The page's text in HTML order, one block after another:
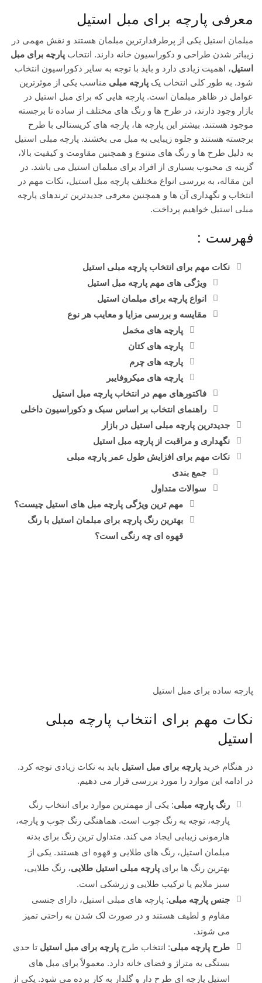
معرفی پارچه برای مبل استیل
مبلمان استیل یکی از پرطرفدارترین مبلمان هستند و نقش مهمی در
زیباتر شدن طراحی و دکوراسیون خانه دارند. انتخاب پارچه برای مبل
استیل، اهمیت زیادی دارد و باید با توجه به سایر دکوراسیون انتخاب
شود. به طور کلی انتخاب یک پارچه مبلی مناسب یکی از موثرترین
عوامل در ظاهر مبلمان است. پارچه هایی که برای مبل استیل در
بازار وجود دارند، در طرح ها و رنگ های مختلف از ساده تا برجسته
موجود هستند. بیشتر این پارچه ها، پارچه های کریستالی با طرح
برجسته هستند و جلوه زیبایی به مبل می بخشند. پارچه مبلی استیل
به دلیل طرح ها و رنگ های متنوع و همچنین مقاومت و کیفیت بالا،
گزینه ی محبوب بسیاری از افراد برای مبلمان استیل می باشد. در
این مقاله، به بررسی انواع مختلف پارچه مبل استیل، نکات مهم در
انتخاب و نگهداری آن ها و همچنین معرفی جدیدترین ترندهای پارچه
مبلی استیل خواهیم پرداخت.
فهرست :
نکات مهم برای انتخاب پارچه مبلی استیل
ویژگی های مهم پارچه مبل استیل
انواع پارچه برای مبلمان استیل
مقایسه و بررسی مزایا و معایب هر نوع
پارچه های مخمل
پارچه های کتان
پارچه های چرم
پارچه های میکروفایبر
فاکتورهای مهم در انتخاب پارچه مبل استیل
راهنمای انتخاب بر اساس سبک و دکوراسیون داخلی
جدیدترین پارچه مبلی استیل در بازار
نگهداری و مراقبت از پارچه مبل استیل
نکات مهم برای افزایش طول عمر پارچه مبلی
جمع بندی
سوالات متداول
مهم ترین ویژگی پارچه مبل های استیل چیست؟
بهترین رنگ پارچه برای مبلمان استیل با رنگ
قهوه ای چه رنگی است؟
پارچه ساده برای مبل استیل
نکات مهم برای انتخاب پارچه مبلی
استیل
در هنگام خرید پارچه برای مبل استیل باید به نکات زیادی توجه کرد.
در ادامه این موارد را مورد بررسی قرار می دهیم.
رنگ پارچه مبلی: یکی از مهمترین موارد برای انتخاب رنگ
پارچه، توجه به رنگ چوب است. هماهنگی رنگ چوب و پارچه،
هارمونی زیبایی ایجاد می کند. متداول ترین رنگ برای بدنه
مبلمان استیل، رنگ های طلایی و قهوه ای هستند. یکی از
بهترین رنگ ها برای پارچه مبلی استیل طلایی، رنگ طلایی،
سبز ملایم یا ترکیب طلایی و زرشکی است.
جنس پارچه مبلی: پارچه های مبلی استیل، دارای جنسی
مقاوم و لطیف هستند و در صورت لک شدن به راحتی تمیز
می شوند.
طرح پارچه مبلی: انتخاب طرح پارچه برای مبل استیل تا حدی
بستگی به متراژ و فضای خانه دارد. معمولاً برای مبل های
استیل پارچه ای طرح دار و گلدار به کار برده می شود. یکی از